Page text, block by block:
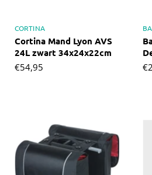
CORTINA
Cortina Mand Lyon AVS
24L zwart 34x24x22cm
€54,95